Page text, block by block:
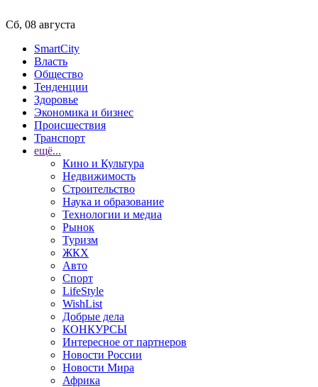
Сб, 08 августа
SmartCity
Власть
Общество
Тенденции
Здоровье
Экономика и бизнес
Происшествия
Транспорт
ещё...
Кино и Культура
Недвижимость
Строительство
Наука и образование
Технологии и медиа
Рынок
Туризм
ЖКХ
Авто
Спорт
LifeStyle
WishList
Добрые дела
КОНКУРСЫ
Интересное от партнеров
Новости России
Новости Мира
Африка